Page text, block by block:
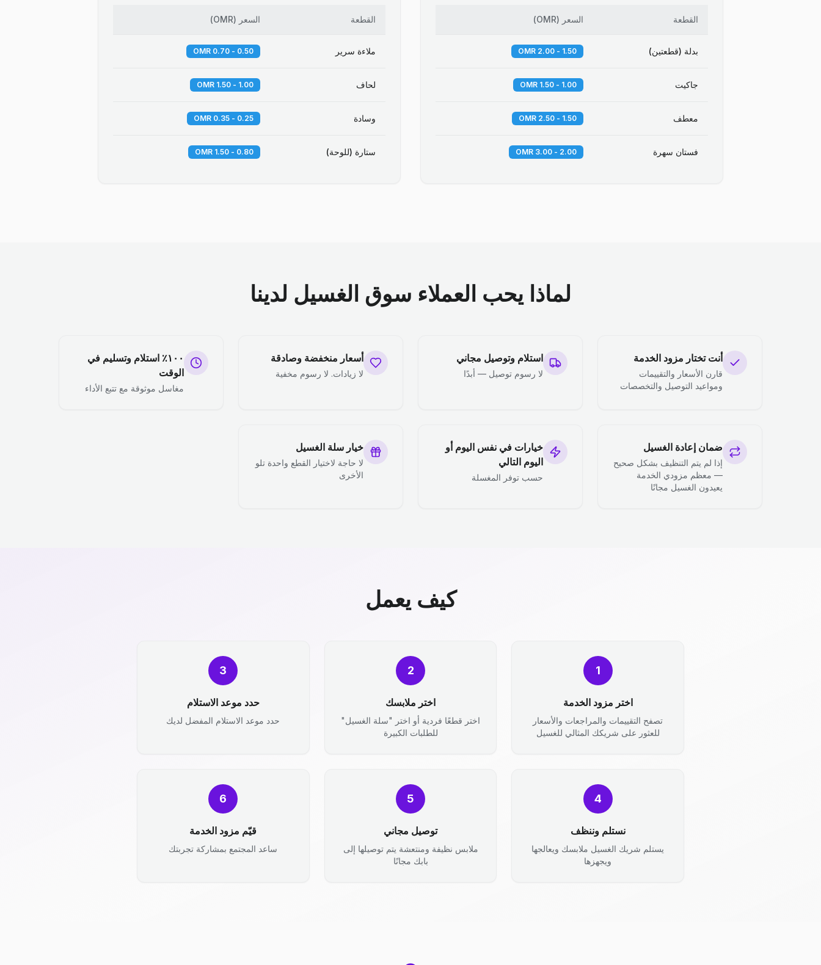
القطعة السعر (
OMR
)
بدلة (قطعتين) 1.50 - 2.00 OMR
جاكيت 1.00 - 1.50 OMR
معطف 1.50 - 2.50 OMR
فستان سهرة 2.00 - 3.00 OMR
القطعة السعر (
OMR
)
ملاءة سرير 0.50 - 0.70 OMR
لحاف 1.00 - 1.50 OMR
وسادة 0.25 - 0.35 OMR
ستارة (للوحة) 0.80 - 1.50 OMR
لماذا يحب العملاء سوق الغسيل لدينا
أنت تختار مزود الخدمة
قارن الأسعار والتقييمات
ومواعيد التوصيل والتخصصات
استلام وتوصيل مجاني
لا رسوم توصيل — أبدًا
أسعار منخفضة وصادقة
لا زيادات. لا رسوم مخفية
١٠٠٪ استلام وتسليم في
الوقت
مغاسل موثوقة مع تتبع الأداء
ضمان إعادة الغسيل
إذا لم يتم التنظيف بشكل صحيح
— معظم مزودي الخدمة
يعيدون الغسيل مجانًا
خيارات في نفس اليوم أو
اليوم التالي
حسب توفر المغسلة
خيار سلة الغسيل
لا حاجة لاختيار القطع واحدة تلو
الأخرى
كيف يعمل
1
اختر مزود الخدمة
تصفح التقييمات والمراجعات والأسعار
للعثور على شريكك المثالي للغسيل
2
اختر ملابسك
اختر قطعًا فردية أو اختر "سلة الغسيل"
للطلبات الكبيرة
3
حدد موعد الاستلام
حدد موعد الاستلام المفضل لديك
4
نستلم وننظف
يستلم شريك الغسيل ملابسك ويعالجها
ويجهزها
5
توصيل مجاني
ملابس نظيفة ومنتعشة يتم توصيلها إلى
بابك مجانًا
6
قيّم مزود الخدمة
ساعد المجتمع بمشاركة تجربتك